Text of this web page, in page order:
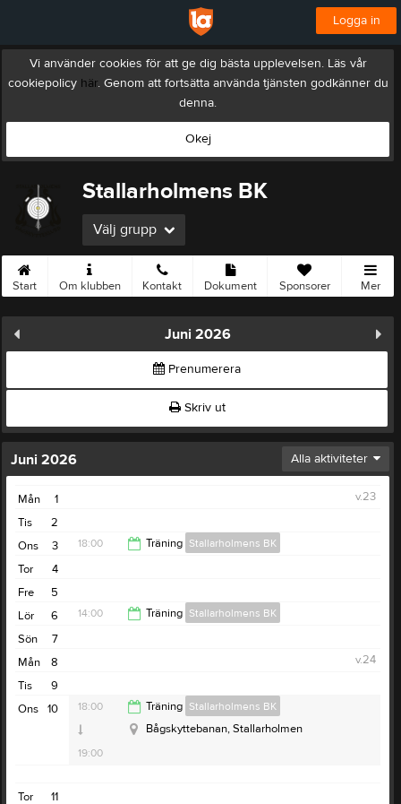
Logga in
Vi använder cookies för att ge dig bästa upplevelsen. Läs vår
cookiepolicy här. Genom att fortsätta använda tjänsten godkänner du
denna.
Okej
Stallarholmens BK
Välj grupp
Start Om klubben Kontakt Dokument Sponsorer Mer
Juni 2026
Prenumerera
Skriv ut
Juni 2026 Alla aktiviteter
1
Mån
v.23
2
Tis
3
Ons 18:00 Träning Stallarholmens BK
4
Tor
5
Fre
6
Lör 14:00 Träning Stallarholmens BK
7
Sön
8
Mån
v.24
9
Tis
10
Ons 18:00 Träning Stallarholmens BK
19:00
Bågskyttebanan, Stallarholmen
11
Tor